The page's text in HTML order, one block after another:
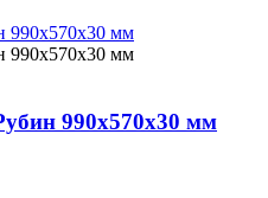
990x570x30 мм